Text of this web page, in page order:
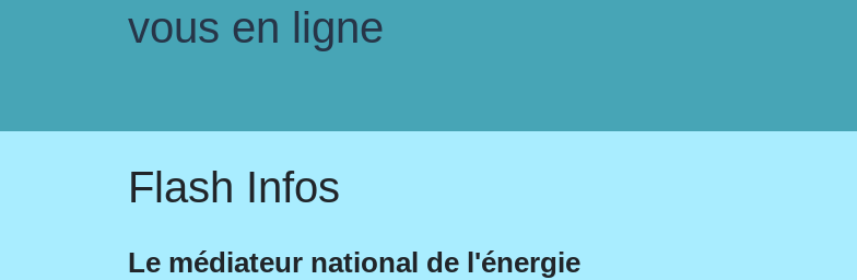
vous en ligne
Flash Infos
Le médiateur national de l'énergie